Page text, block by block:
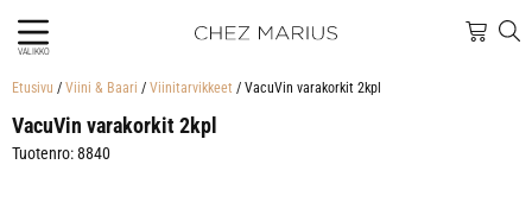
VALIKKO
Etusivu / Viini & Baari / Viinitarvikkeet / VacuVin varakorkit 2kpl
VacuVin varakorkit 2kpl
Tuotenro: 8840